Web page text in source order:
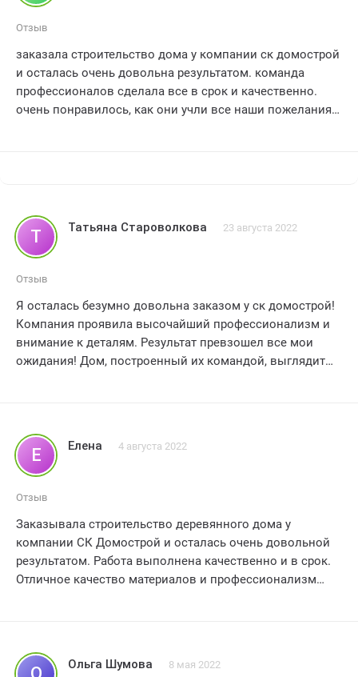
Отзыв
заказала строительство дома у компании ск домострой
и осталась очень довольна результатом. команда
профессионалов сделала все в срок и качественно.
очень понравилось, как они учли все наши пожелания и
Т Татьяна Староволкова 23 августа 2022
Отзыв
Я осталась безумно довольна заказом у ск домострой!
Компания проявила высочайший профессионализм и
внимание к деталям. Результат превзошел все мои
ожидания! Дом, построенный их командой, выглядит
их отличную работу и рекомендую их всем, кто мечтает
о собственном деревянном доме. Спасибо вам
огромное за прекрасное исполнение моих желаний!
Е Елена 4 августа 2022
Отзыв
Заказывала строительство деревянного дома у
компании СК Домострой и осталась очень довольной
результатом. Работа выполнена качественно и в срок.
Отличное качество материалов и профессионализм
Домострой всем, кто ищет надежную компанию для
строительства деревянных домов. Спасибо за отличную
Ольга Шумова 8 мая 2022